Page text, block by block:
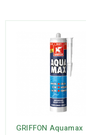
GRIFFON Aquamax